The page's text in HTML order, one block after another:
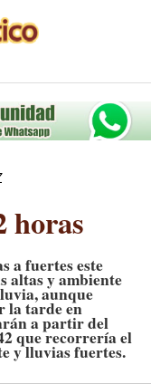
horas
a fuertes este
altas y ambiente
aunque
la tarde en
a partir del
que recorrería el
y lluvias fuertes.